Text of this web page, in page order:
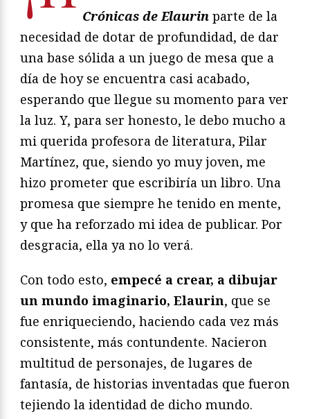
Crónicas de Elaurin parte de la
necesidad de dotar de profundidad, de dar
una base sólida a un juego de mesa que a
día de hoy se encuentra casi acabado,
esperando que llegue su momento para ver
la luz. Y, para ser honesto, le debo mucho a
mi querida profesora de literatura, Pilar
Martínez, que, siendo yo muy joven, me
hizo prometer que escribiría un libro. Una
promesa que siempre he tenido en mente,
y que ha reforzado mi idea de publicar. Por
desgracia, ella ya no lo verá.
Con todo esto, empecé a crear, a dibujar
un mundo imaginario, Elaurin, que se
fue enriqueciendo, haciendo cada vez más
consistente, más contundente. Nacieron
multitud de personajes, de lugares de
fantasía, de historias inventadas que fueron
tejiendo la identidad de dicho mundo.